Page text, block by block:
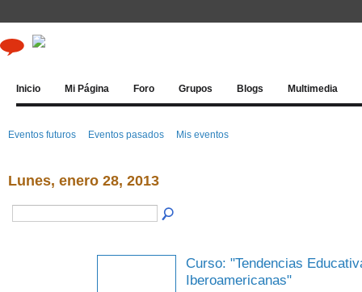
Inicio Mi Página Foro Grupos Blogs Multimedia
Eventos futuros Eventos pasados Mis eventos
Lunes, enero 28, 2013
Curso: "Tendencias
Iberoamericanas"